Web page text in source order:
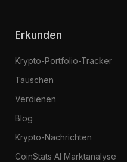
Erkunden
Krypto-Portfolio-Tracker
Tauschen
Verdienen
Blog
Krypto-Nachrichten
CoinStats AI Marktanalyse